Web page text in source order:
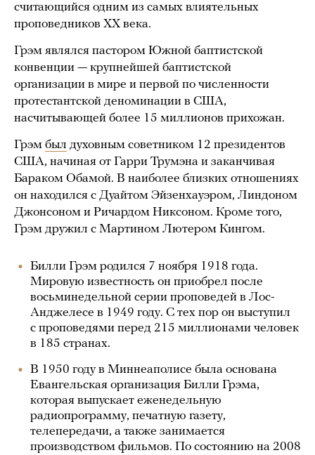
считающийся одним из самых влиятельных
проповедников XX века.
Грэм являлся пастором Южной баптистской
конвенции — крупнейшей баптистской
организации в мире и первой по численности
протестантской деноминации в США,
насчитывающей более 15 миллионов прихожан.
Грэм был духовным советником 12 президентов
США, начиная от Гарри Трумэна и заканчивая
Бараком Обамой. В наиболее близких отношениях
он находился с Дуайтом Эйзенхауэром, Линдоном
Джонсоном и Ричардом Никсоном. Кроме того,
Грэм дружил с Мартином Лютером Кингом.
Билли Грэм родился 7 ноября 1918 года.
Мировую известность он приобрел после
восьминедельной серии проповедей в Лос-
Анджелесе в 1949 году. С тех пор он выступил
с проповедями перед 215 миллионами человек
в 185 странах.
В 1950 году в Миннеаполисе была основана
Евангельская организация Билли Грэма,
которая выпускает еженедельную
радиопрограмму, печатную газету,
телепередачи, а также занимается
производством фильмов. По состоянию на 2008